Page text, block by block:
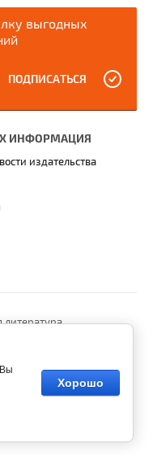
выгодных
ПОДПИСАТЬСЯ
ИНФОРМАЦИЯ
издательства
Хорошо